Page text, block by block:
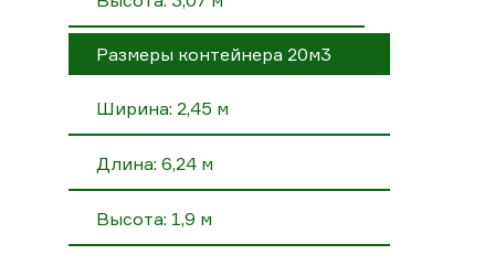
Размеры контейнера 20м3
Ширина: 2,45 м
Длина: 6,24 м
Высота: 1,9 м